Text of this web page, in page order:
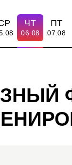
ЧТ
06.08
ПТ
07.08